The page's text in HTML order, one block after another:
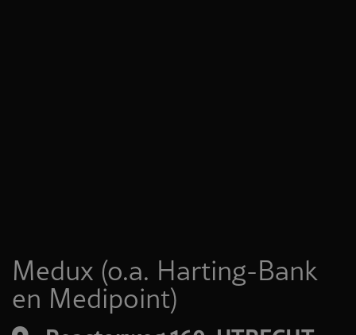
Medux (o.a. Harting-Bank
en Medipoint)